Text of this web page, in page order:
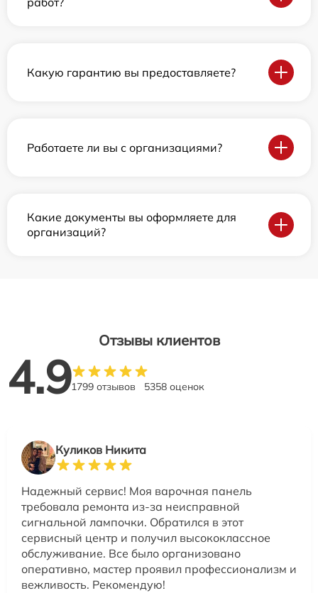
Какую гарантию вы предоставляете?
Работаете ли вы с организациями?
Какие документы вы оформляете для
организаций?
Отзывы клиентов
4.91799 отзывов 5358 оценок
Куликов Никита
Надежный сервис! Моя варочная панель
требовала ремонта из-за неисправной
сигнальной лампочки. Обратился в этот
сервисный центр и получил высококлассное
обслуживание. Все было организовано
оперативно, мастер проявил профессионализм и
вежливость. Рекомендую!